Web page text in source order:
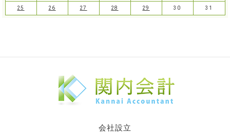
25 26 27 28 29 30 31
会社設立